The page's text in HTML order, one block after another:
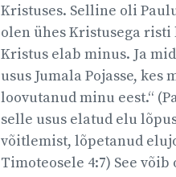
Kristuses. Selline oli
olen ühes Kristusega
Kristus elab minus. Ja
usus Jumala Pojasse, kes
loovutanud minu eest.“
selle usus elatud elu
võitlemist, lõpetanud
Timoteosele 4:7) See